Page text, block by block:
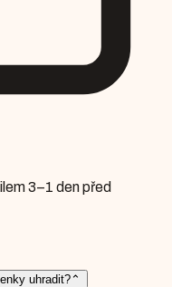
3–1 den před
uhradit? ⌃